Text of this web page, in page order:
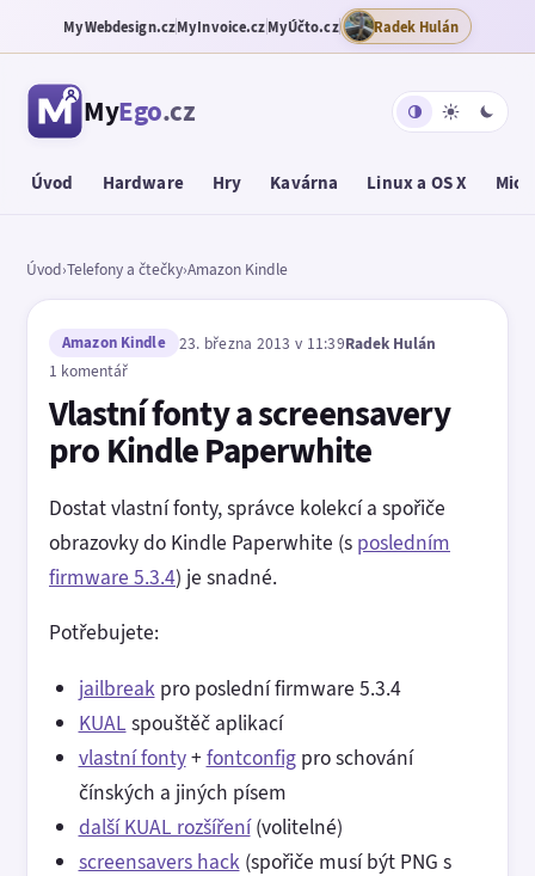
MyWebdesign.czMyInvoice.czMyÚčto.cz Radek Hulán
MyEgo.cz
Úvod Hardware Hry Kavárna Linux a OS X
Úvod›Telefony a čtečky›Amazon Kindle
Amazon Kindle 23. března 2013 v 11:39Radek Hulán
1 komentář
Vlastní fonty a screensavery
pro Kindle Paperwhite
Dostat vlastní fonty, správce kolekcí a spořiče
obrazovky do Kindle Paperwhite (s posledním
firmware 5.3.4) je snadné.
Potřebujete:
jailbreakpro poslední firmware 5.3.4
KUAL spouštěč aplikací
vlastní fonty+fontconfigpro schování
čínských a jiných písem
další KUAL rozšíření(volitelné)
screensavers hack(spořiče musí být PNG s